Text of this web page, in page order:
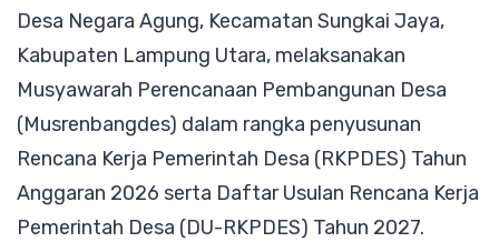
RKPDES
Desa Negara Agung, Kecamatan Sungkai Jaya,
Kabupaten Lampung Utara, melaksanakan
Musyawarah Perencanaan Pembangunan Desa
(Musrenbangdes) dalam rangka penyusunan
Rencana Kerja Pemerintah Desa (RKPDES) Tahun
Anggaran 2026 serta Daftar Usulan Rencana Kerja
Pemerintah Desa (DU-RKPDES) Tahun 2027.